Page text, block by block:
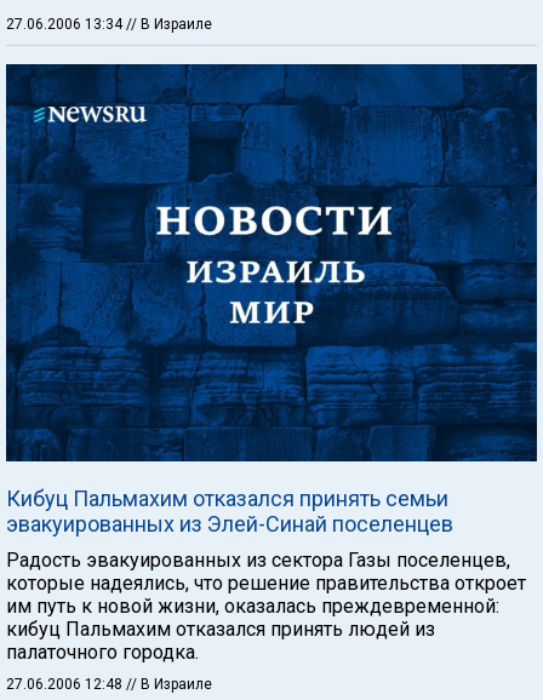
27.06.2006 13:34 // В Израиле
Кибуц Пальмахим отказался принять семьи
эвакуированных из Элей-Синай поселенцев
Радость эвакуированных из сектора Газы поселенцев,
которые надеялись, что решение правительства откроет
им путь к новой жизни, оказалась преждевременной:
кибуц Пальмахим отказался принять людей из
палаточного городка.
27.06.2006 12:48 // В Израиле